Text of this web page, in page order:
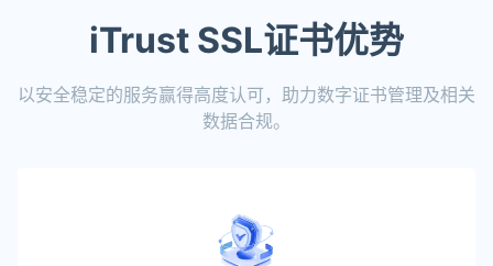
iTrust SSL证书优势
以安全稳定的服务赢得高度认可，助力数字证书管理及相关
数据合规。